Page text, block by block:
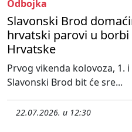
Odbojka
Slavonski Brod
hrvatski parovi u borbi
Hrvatske
Prvog vikenda kolovoza, 1.
Slavonski Brod bit će sre...
22.07.2026. u 12:30